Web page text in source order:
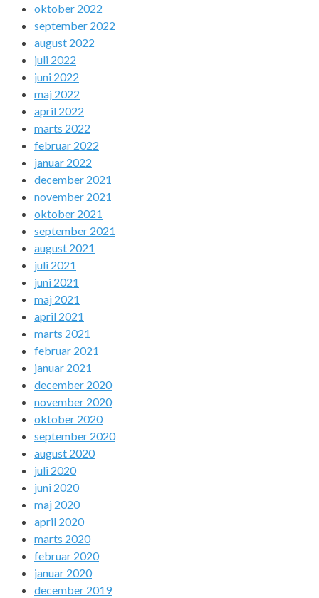
oktober 2022
september 2022
august 2022
juli 2022
juni 2022
maj 2022
april 2022
marts 2022
februar 2022
januar 2022
december 2021
november 2021
oktober 2021
september 2021
august 2021
juli 2021
juni 2021
maj 2021
april 2021
marts 2021
februar 2021
januar 2021
december 2020
november 2020
oktober 2020
september 2020
august 2020
juli 2020
juni 2020
maj 2020
april 2020
marts 2020
februar 2020
januar 2020
december 2019